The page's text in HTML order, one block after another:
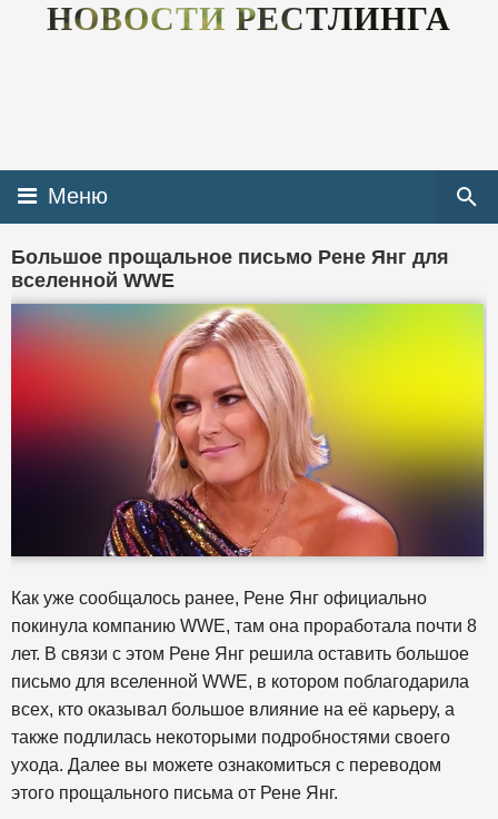
НОВОСТИ РЕСТЛИНГА
Меню
Большое прощальное письмо Рене Янг для
вселенной WWE
Как уже сообщалось ранее, Рене Янг официально
покинула компанию WWE, там она проработала почти 8
лет. В связи с этом Рене Янг решила оставить большое
письмо для вселенной WWE, в котором поблагодарила
всех, кто оказывал большое влияние на её карьеру, а
также подлилась некоторыми подробностями своего
ухода. Далее вы можете ознакомиться с переводом
этого прощального письма от Рене Янг.